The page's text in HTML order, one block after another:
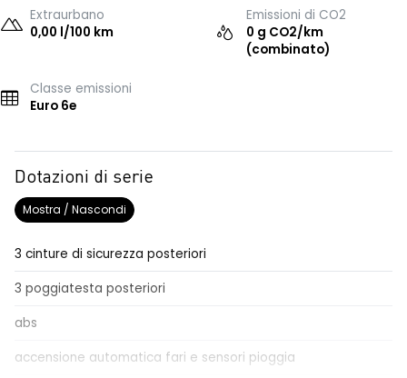
Extraurbano
0,00 l/100 km
Emissioni di CO2
0 g CO2/km
(combinato)
Classe emissioni
Euro 6e
Dotazioni di serie
Mostra / Nascondi
3 cinture di sicurezza posteriori
3 poggiatesta posteriori
abs
accensione automatica fari e sensori pioggia